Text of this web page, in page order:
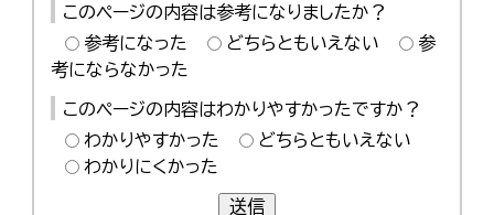
このページの内容は参考になりましたか？
参考になった
どちらともいえない
参
考にならなかった
このページの内容はわかりやすかったですか？
わかりやすかった
どちらともいえない
わかりにくかった
送信